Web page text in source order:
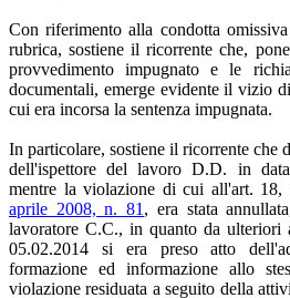
Con riferimento alla condotta
rubrica, sostiene il ricorrente che,
provvedimento impugnato e le
documentali, emerge evidente il vizio
cui era incorsa la sentenza impugnata.
In particolare, sostiene il ricorrente che
dell'ispettore del lavoro D.D. in
mentre la violazione di cui all'art.
aprile 2008, n. 81 , era stata
lavoratore C.C., in quanto da ulteriori
05.02.2014 si era preso atto
formazione ed informazione allo
violazione residuata a seguito della